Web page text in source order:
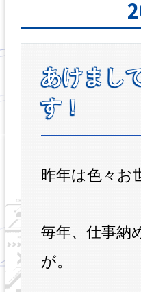
あけまし
す！
昨年は色々お
毎年、仕事納
が。